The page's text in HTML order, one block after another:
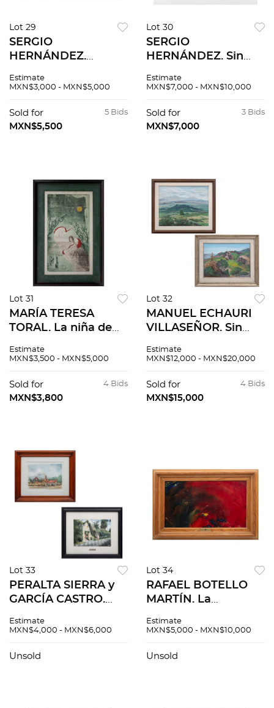
Lot 29
SERGIO
HERNÁNDEZ.
Grabado al
x 26 cm imagen / 38
x 56 cm papel
Estimate
MXN$3,000 - MXN$5,000
5 Bids
Sold for
MXN$5,500
Lot 30
SERGIO
HERNÁNDEZ. Sin
Grabado al
32 cm imagen / 40 x
47 cm papel
Estimate
MXN$7,000 - MXN$10,000
3 Bids
Sold for
MXN$7,000
Lot 31
MARÍA TERESA
TORAL. La niña de
Firmado y fechado
48 x 25 cm imagen /
50 x 29 cm papel
Estimate
MXN$3,500 - MXN$5,000
4 Bids
Sold for
MXN$3,800
Lot 32
MANUEL ECHAURI
VILLASEÑOR. Sin
Firmado y fechado
s/madera. 76 x 50.5
cm cu. Pzas: 2
Estimate
MXN$12,000 - MXN$20,000
4 Bids
Sold for
MXN$15,000
Lot 33
PERALTA SIERRA y
GARCÍA CASTRO.
y Churubusco,
Firmadas. Acuarelas
Estimate
MXN$4,000 - MXN$6,000
Unsold
Lot 34
RAFAEL BOTELLO
MARTÍN. La
planeta. Firmado.
masonite. 40 x 70.5
Estimate
MXN$5,000 - MXN$10,000
Unsold